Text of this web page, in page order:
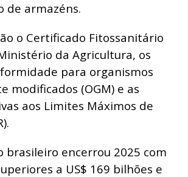
de armazéns.
o Certificado Fitossanitário
da Agricultura, os
para organismos
modificados (OGM) e as
aos Limites Máximos de
brasileiro encerrou 2025 com
a US$ 169 bilhões e